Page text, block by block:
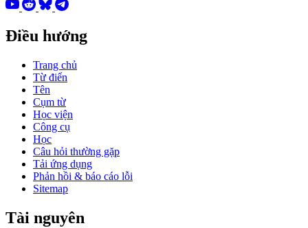
Điều hướng
Trang chủ
Từ điển
Tên
Cụm từ
Học viện
Công cụ
Học
Câu hỏi thường gặp
Tải ứng dụng
Phản hồi & báo cáo lỗi
Sitemap
Tài nguyên